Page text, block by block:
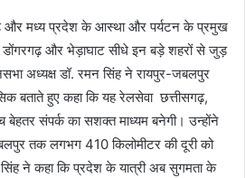
और मध्य प्रदेश के आस्था और पर्यटन के प्रमुख
और भेड़ाघाट सीधे इन बड़े शहरों से जुड़
अध्यक्ष डॉ. रमन सिंह ने रायपुर-जबलपुर
बताते हुए कहा कि यह रेलसेवा छत्तीसगढ़,
बेहतर संपर्क का सशक्त माध्यम बनेगी। उन्होंने
तक लगभग 410 किलोमीटर की दूरी को
ने कहा कि प्रदेश के यात्री अब सुगमता के